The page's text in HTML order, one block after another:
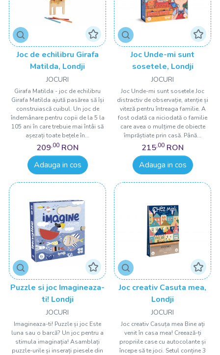
Joc de echilibru Girafa
Matilda, Londji
JOCURI
Girafa Matilda - joc de echilibru
Girafa Matilda ajută pasărea să își
construiască cuibul. Un joc de
îndemânare pentru copii de la 5 la
105 ani în care trebuie mai întâi să
așezați toate bețele în...
209,00 RON
Adauga in cos
Joc Unde-mi sunt
sosetele, Londji
JOCURI
Joc Unde-mi sunt sosetele Joc
distractiv de observație, atenție și
viteză pentru întreaga familie. A
fost odată ca niciodată o familie
care avea o mulțime de obiecte
împrăștiate prin casă. Până...
215,00 RON
Adauga in cos
Puzzle si joc Imagineaza-
ti! Londji
JOCURI
Imagineaza-ti! Puzzle și joc Este
luna sau o barcă? Un joc pentru a
stimula imaginația! Asamblați
puzzle-urile și inserați piesele din
Joc creativ Casuta mea,
Londji
JOCURI
Joc creativ Casuța mea Bine ați
venit în casa mea! Creează-ți
propriile case cu autocolante și
începe să te joci. Setul conține 3